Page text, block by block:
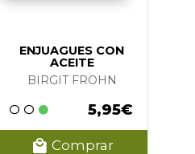
ENJUAGUES CON
ACEITE
BIRGIT FROHN
5,95€
Comprar